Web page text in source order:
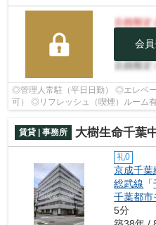
会
◎管理人常駐（平日日勤） ◎エレ
可） ◎リフレッシュ（喫煙）ルーム
賃貸 | 事務所 大樹生命千葉
礼0
京成千葉
総武線 「
千葉都市
5分